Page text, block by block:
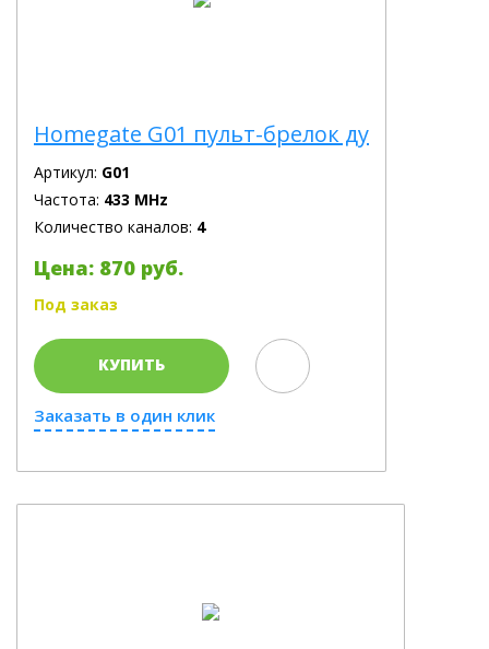
Homegate G01 пульт-брелок ду
Артикул: G01
Частота: 433 MHz
Количество каналов: 4
Цена: 870 руб.
Под заказ
КУПИТЬ
Заказать в один клик